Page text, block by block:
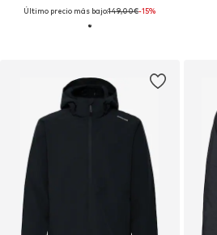
Último precio más bajo:149,00€-15%